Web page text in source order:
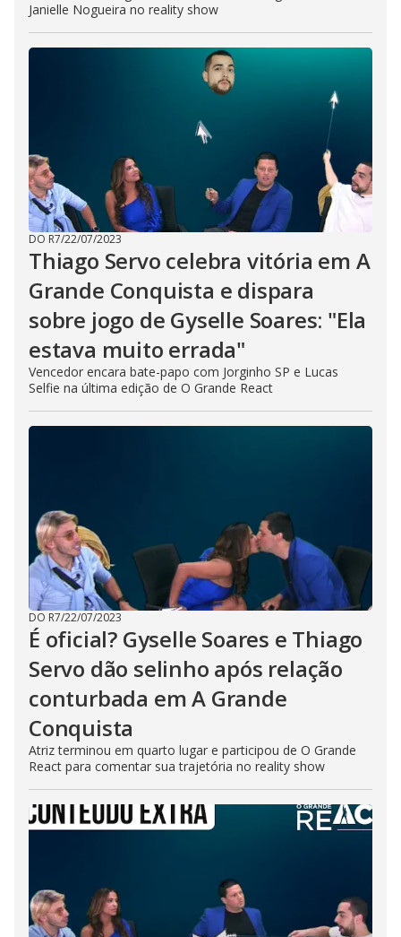
Janielle Nogueira no reality show
DO R7/22/07/2023
Thiago Servo celebra vitória em A
Grande Conquista e dispara
sobre jogo de Gyselle Soares: "Ela
estava muito errada"
Vencedor encara bate-papo com Jorginho SP e Lucas
Selfie na última edição de O Grande React
DO R7/22/07/2023
É oficial? Gyselle Soares e Thiago
Servo dão selinho após relação
conturbada em A Grande
Conquista
Atriz terminou em quarto lugar e participou de O Grande
React para comentar sua trajetória no reality show